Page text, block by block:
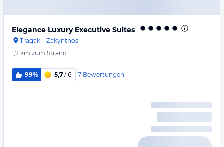
Elegance Luxury Executive Suites
Tragaki · Zakynthos
1,2 km zum Strand
99% 5,7 / 6 7 Bewertungen